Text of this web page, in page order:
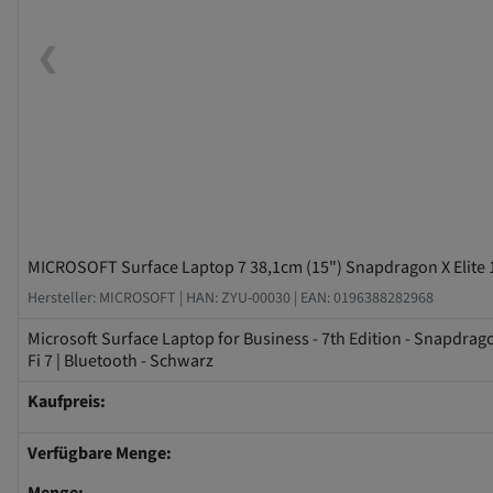
❮
MICROSOFT Surface Laptop 7 38,1cm (15") Snapdragon X Elite
Hersteller: MICROSOFT | HAN: ZYU-00030 | EAN: 0196388282968
Microsoft Surface Laptop for Business - 7th Edition -
Fi 7 | Bluetooth - Schwarz
Kaufpreis:
Verfügbare Menge: